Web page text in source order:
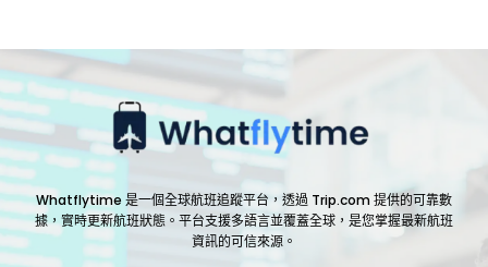
Whatflytime 是一個全球航班追蹤平台，透過 Trip.com 提供的可靠數
據，實時更新航班狀態。平台支援多語言並覆蓋全球，是您掌握最新航班
資訊的可信來源。